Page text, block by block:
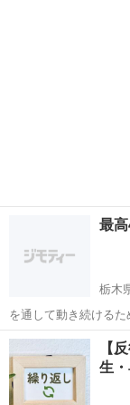
最
栃木
を通して動き続けるた
急な動きに対応す…
栃木 宇都宮市
【
生